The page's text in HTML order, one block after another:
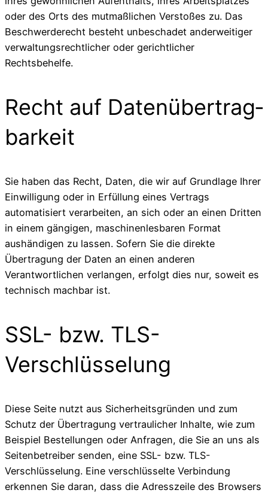
oder des Orts des mutmaßlichen Verstoßes zu. Das
Beschwerderecht besteht unbeschadet anderweitiger
verwaltungsrechtlicher oder gerichtlicher
Rechtsbehelfe.
Recht auf Daten­übertrag­
barkeit
Sie haben das Recht, Daten, die wir auf Grundlage Ihrer
Einwilligung oder in Erfüllung eines Vertrags
automatisiert verarbeiten, an sich oder an einen Dritten
in einem gängigen, maschinenlesbaren Format
aushändigen zu lassen. Sofern Sie die direkte
Übertragung der Daten an einen anderen
Verantwortlichen verlangen, erfolgt dies nur, soweit es
technisch machbar ist.
SSL- bzw. TLS-
Verschlüsselung
Diese Seite nutzt aus Sicherheitsgründen und zum
Schutz der Übertragung vertraulicher Inhalte, wie zum
Beispiel Bestellungen oder Anfragen, die Sie an uns als
Seitenbetreiber senden, eine SSL- bzw. TLS-
Verschlüsselung. Eine verschlüsselte Verbindung
erkennen Sie daran, dass die Adresszeile des Browsers